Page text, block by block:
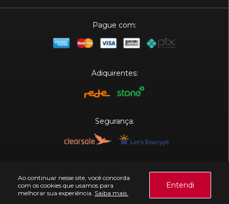
Ao continuar nesse site, você concorda
com os cookies que usamos para
melhorar sua experiência. Saiba mais.
Entendi
Pague com:
Adiquirentes:
Segurança: